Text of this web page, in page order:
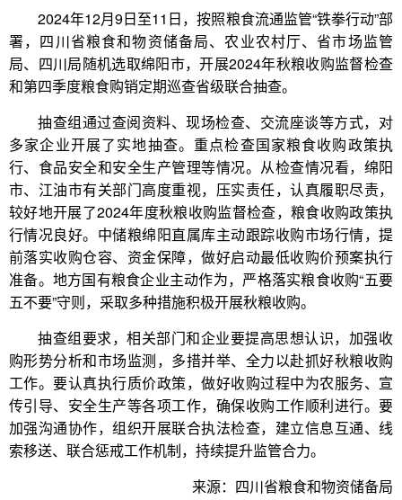
2024年12月9日至11日，按照粮食流通监管“铁拳行动”部
署，四川省粮食和物资储备局、农业农村厅、省市场监管
局、四川局随机选取绵阳市，开展2024年秋粮收购监督检查
和第四季度粮食购销定期巡查省级联合抽查。
抽查组通过查阅资料、现场检查、交流座谈等方式，对
多家企业开展了实地抽查。重点检查国家粮食收购政策执
行、食品安全和安全生产管理等情况。从检查情况看，绵阳
市、江油市有关部门高度重视，压实责任，认真履职尽责，
较好地开展了2024年度秋粮收购监督检查，粮食收购政策执
行情况良好。中储粮绵阳直属库主动跟踪收购市场行情，提
前落实收购仓容、资金保障，做好启动最低收购价预案执行
准备。地方国有粮食企业主动作为，严格落实粮食收购“五要
五不要”守则，采取多种措施积极开展秋粮收购。
抽查组要求，相关部门和企业要提高思想认识，加强收
购形势分析和市场监测，多措并举、全力以赴抓好秋粮收购
工作。要认真执行质价政策，做好收购过程中为农服务、宣
传引导、安全生产等各项工作，确保收购工作顺利进行。要
加强沟通协作，组织开展联合执法检查，建立信息互通、线
索移送、联合惩戒工作机制，持续提升监管合力。
来源：四川省粮食和物资储备局